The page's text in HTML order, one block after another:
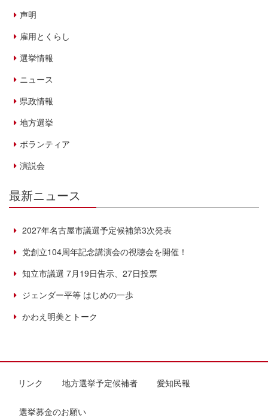
声明
雇用とくらし
選挙情報
ニュース
県政情報
地方選挙
ボランティア
演説会
最新ニュース
2027年名古屋市議選予定候補第3次発表
党創立104周年記念講演会の視聴会を開催！
知立市議選 7月19日告示、27日投票
ジェンダー平等 はじめの一歩
かわえ明美とトーク
リンク 地方選挙予定候補者 愛知民報
選挙募金のお願い